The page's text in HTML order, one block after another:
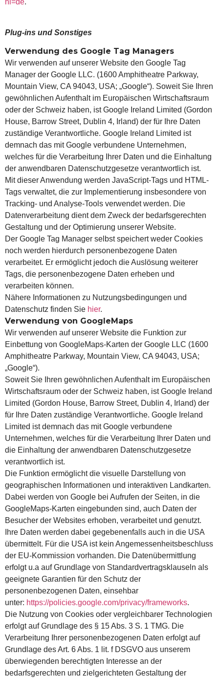
hl=de.
Plug-ins und Sonstiges
Verwendung des Google Tag Managers
Wir verwenden auf unserer Website den Google Tag
Manager der Google LLC. (1600 Amphitheatre Parkway,
Mountain View, CA 94043, USA; „Google“). Soweit Sie Ihren
gewöhnlichen Aufenthalt im Europäischen Wirtschaftsraum
oder der Schweiz haben, ist Google Ireland Limited (Gordon
House, Barrow Street, Dublin 4, Irland) der für Ihre Daten
zuständige Verantwortliche. Google Ireland Limited ist
demnach das mit Google verbundene Unternehmen,
welches für die Verarbeitung Ihrer Daten und die Einhaltung
der anwendbaren Datenschutzgesetze verantwortlich ist.
Mit dieser Anwendung werden JavaScript-Tags und HTML-
Tags verwaltet, die zur Implementierung insbesondere von
Tracking- und Analyse-Tools verwendet werden. Die
Datenverarbeitung dient dem Zweck der bedarfsgerechten
Gestaltung und der Optimierung unserer Website.
Der Google Tag Manager selbst speichert weder Cookies
noch werden hierdurch personenbezogene Daten
verarbeitet. Er ermöglicht jedoch die Auslösung weiterer
Tags, die personenbezogene Daten erheben und
verarbeiten können.
Nähere Informationen zu Nutzungsbedingungen und
Datenschutz finden Sie hier.
Verwendung von GoogleMaps
Wir verwenden auf unserer Website die Funktion zur
Einbettung von GoogleMaps-Karten der Google LLC (1600
Amphitheatre Parkway, Mountain View, CA 94043, USA;
„Google“).
Soweit Sie Ihren gewöhnlichen Aufenthalt im Europäischen
Wirtschaftsraum oder der Schweiz haben, ist Google Ireland
Limited (Gordon House, Barrow Street, Dublin 4, Irland) der
für Ihre Daten zuständige Verantwortliche. Google Ireland
Limited ist demnach das mit Google verbundene
Unternehmen, welches für die Verarbeitung Ihrer Daten und
die Einhaltung der anwendbaren Datenschutzgesetze
verantwortlich ist.
Die Funktion ermöglicht die visuelle Darstellung von
geographischen Informationen und interaktiven Landkarten.
Dabei werden von Google bei Aufrufen der Seiten, in die
GoogleMaps-Karten eingebunden sind, auch Daten der
Besucher der Websites erhoben, verarbeitet und genutzt.
Ihre Daten werden dabei gegebenenfalls auch in die USA
übermittelt. Für die USA ist kein Angemessenheitsbeschluss
der EU-Kommission vorhanden. Die Datenübermittlung
erfolgt u.a auf Grundlage von Standardvertragsklauseln als
geeignete Garantien für den Schutz der
personenbezogenen Daten, einsehbar
unter: https://policies.google.com/privacy/frameworks.
Die Nutzung von Cookies oder vergleichbarer Technologien
erfolgt auf Grundlage des § 15 Abs. 3 S. 1 TMG. Die
Verarbeitung Ihrer personenbezogenen Daten erfolgt auf
Grundlage des Art. 6 Abs. 1 lit. f DSGVO aus unserem
überwiegenden berechtigten Interesse an der
bedarfsgerechten und zielgerichteten Gestaltung der